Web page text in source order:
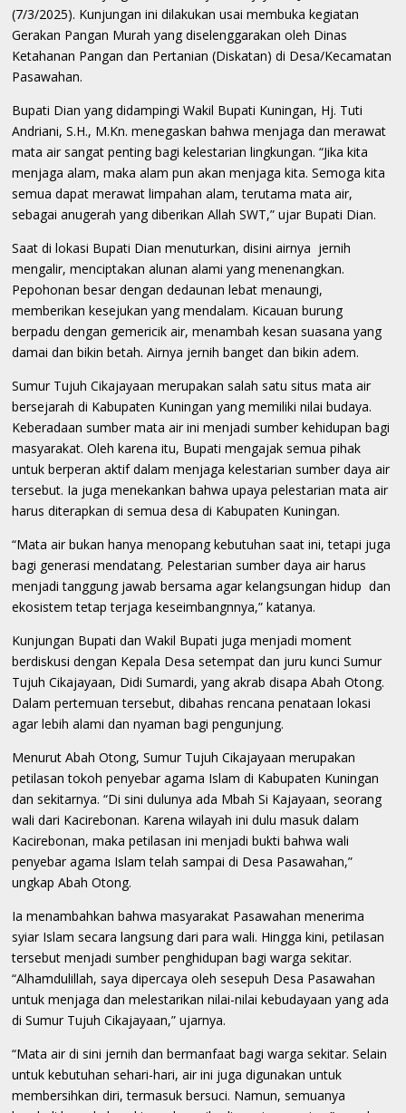
(7/3/2025). Kunjungan ini dilakukan usai membuka kegiatan
Gerakan Pangan Murah yang diselenggarakan oleh Dinas
Ketahanan Pangan dan Pertanian (Diskatan) di Desa/Kecamatan
Pasawahan.
Bupati Dian yang didampingi Wakil Bupati Kuningan, Hj. Tuti
Andriani, S.H., M.Kn. menegaskan bahwa menjaga dan merawat
mata air sangat penting bagi kelestarian lingkungan. “Jika kita
menjaga alam, maka alam pun akan menjaga kita. Semoga kita
semua dapat merawat limpahan alam, terutama mata air,
sebagai anugerah yang diberikan Allah SWT,” ujar Bupati Dian.
Saat di lokasi Bupati Dian menuturkan, disini airnya jernih
mengalir, menciptakan alunan alami yang menenangkan.
Pepohonan besar dengan dedaunan lebat menaungi,
memberikan kesejukan yang mendalam. Kicauan burung
berpadu dengan gemericik air, menambah kesan suasana yang
damai dan bikin betah. Airnya jernih banget dan bikin adem.
Sumur Tujuh Cikajayaan merupakan salah satu situs mata air
bersejarah di Kabupaten Kuningan yang memiliki nilai budaya.
Keberadaan sumber mata air ini menjadi sumber kehidupan bagi
masyarakat. Oleh karena itu, Bupati mengajak semua pihak
untuk berperan aktif dalam menjaga kelestarian sumber daya air
tersebut. Ia juga menekankan bahwa upaya pelestarian mata air
harus diterapkan di semua desa di Kabupaten Kuningan.
“Mata air bukan hanya menopang kebutuhan saat ini, tetapi juga
bagi generasi mendatang. Pelestarian sumber daya air harus
menjadi tanggung jawab bersama agar kelangsungan hidup dan
ekosistem tetap terjaga keseimbangnnya,” katanya.
Kunjungan Bupati dan Wakil Bupati juga menjadi moment
berdiskusi dengan Kepala Desa setempat dan juru kunci Sumur
Tujuh Cikajayaan, Didi Sumardi, yang akrab disapa Abah Otong.
Dalam pertemuan tersebut, dibahas rencana penataan lokasi
agar lebih alami dan nyaman bagi pengunjung.
Menurut Abah Otong, Sumur Tujuh Cikajayaan merupakan
petilasan tokoh penyebar agama Islam di Kabupaten Kuningan
dan sekitarnya. “Di sini dulunya ada Mbah Si Kajayaan, seorang
wali dari Kacirebonan. Karena wilayah ini dulu masuk dalam
Kacirebonan, maka petilasan ini menjadi bukti bahwa wali
penyebar agama Islam telah sampai di Desa Pasawahan,”
ungkap Abah Otong.
Ia menambahkan bahwa masyarakat Pasawahan menerima
syiar Islam secara langsung dari para wali. Hingga kini, petilasan
tersebut menjadi sumber penghidupan bagi warga sekitar.
“Alhamdulillah, saya dipercaya oleh sesepuh Desa Pasawahan
untuk menjaga dan melestarikan nilai-nilai kebudayaan yang ada
di Sumur Tujuh Cikajayaan,” ujarnya.
“Mata air di sini jernih dan bermanfaat bagi warga sekitar. Selain
untuk kebutuhan sehari-hari, air ini juga digunakan untuk
membersihkan diri, termasuk bersuci. Namun, semuanya